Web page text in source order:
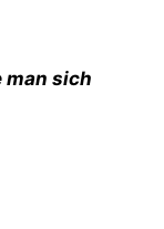
man sich